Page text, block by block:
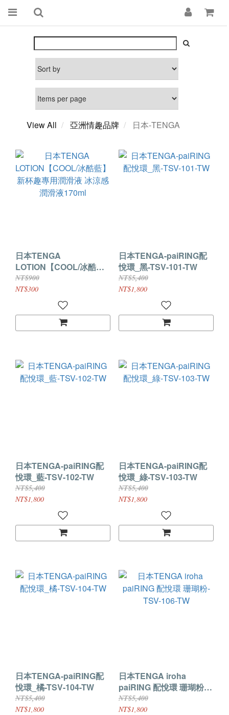
View All 亞洲情趣品牌 日本-TENGA
日本TENGA
LOTION【COOL/冰酷
藍】新杯趣專用潤滑液 冰
涼感潤滑液170ml
NT$900
NT$300
日本TENGA-paiRING配
悅環_黑-TSV-101-TW
NT$5,400
NT$1,800
日本TENGA-paiRING配
悅環_藍-TSV-102-TW
NT$5,400
NT$1,800
日本TENGA-paiRING配
悅環_綠-TSV-103-TW
NT$5,400
NT$1,800
日本TENGA-paiRING配
悅環_橘-TSV-104-TW
NT$5,400
NT$1,800
日本TENGA iroha
paiRING 配悅環 珊瑚粉-
TSV-106-TW
NT$5,400
NT$1,800